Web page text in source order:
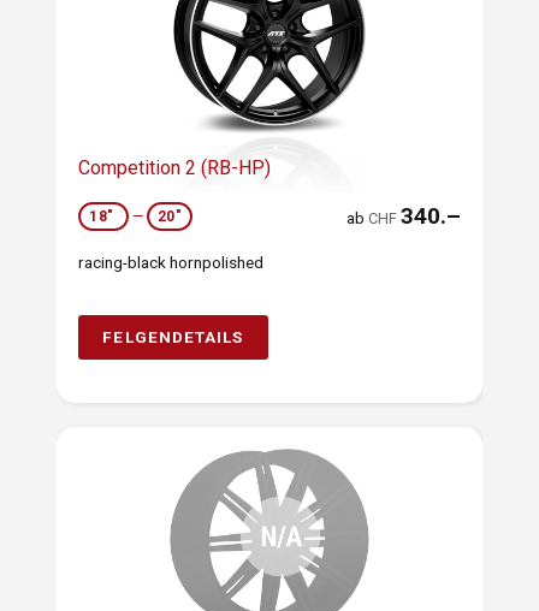
Competition 2 (RB-HP)
18" — 20" abCHF 340.–
racing-black hornpolished
FELGENDETAILS